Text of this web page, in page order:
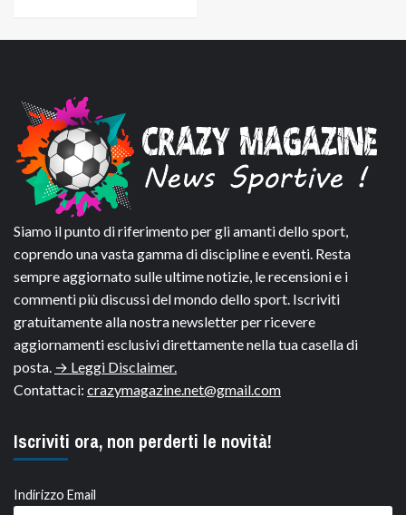
Siamo il punto di riferimento per gli amanti dello sport,
coprendo una vasta gamma di discipline e eventi. Resta
sempre aggiornato sulle ultime notizie, le recensioni e i
commenti più discussi del mondo dello sport. Iscriviti
gratuitamente alla nostra newsletter per ricevere
aggiornamenti esclusivi direttamente nella tua casella di
posta. → Leggi Disclaimer.
Contattaci: crazymagazine.net@gmail.com
Iscriviti ora, non perderti le novità!
Indirizzo Email